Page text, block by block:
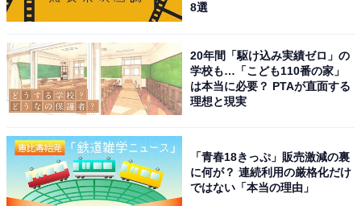
8選
20年間「駆け込み実績ゼロ」の
学校も…「こども110番の家」
は本当に必要？ PTAが直面する
理想と現実
「青春18きっぷ」販売激減の裏
に何が？ 連続利用の厳格化だけ
ではない「本当の理由」